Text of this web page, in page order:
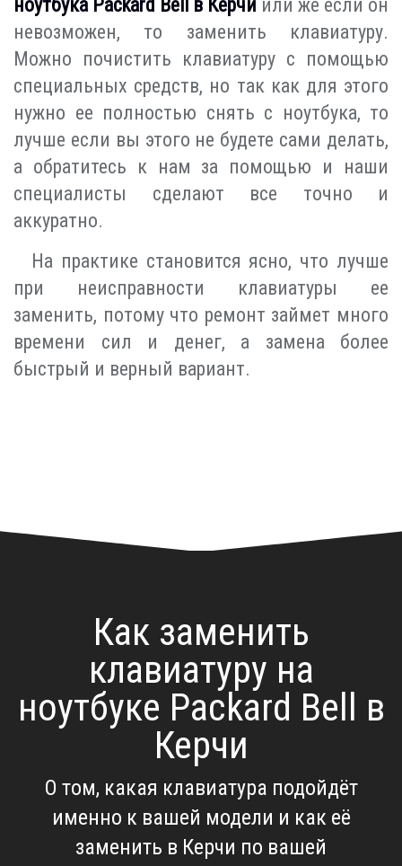
ноутбука Packard Bell в Керчи или же если он
невозможен, то заменить клавиатуру.
Можно почистить клавиатуру с помощью
специальных средств, но так как для этого
нужно ее полностью снять с ноутбука, то
лучше если вы этого не будете сами делать,
а обратитесь к нам за помощью и наши
специалисты сделают все точно и
аккуратно.
На практике становится ясно, что лучше
при неисправности клавиатуры ее
заменить, потому что ремонт займет много
времени сил и денег, а замена более
быстрый и верный вариант.
Как заменить
клавиатуру на
ноутбуке Packard Bell в
Керчи
О том, какая клавиатура подойдёт
именно к вашей модели и как её
заменить в Керчи по вашей